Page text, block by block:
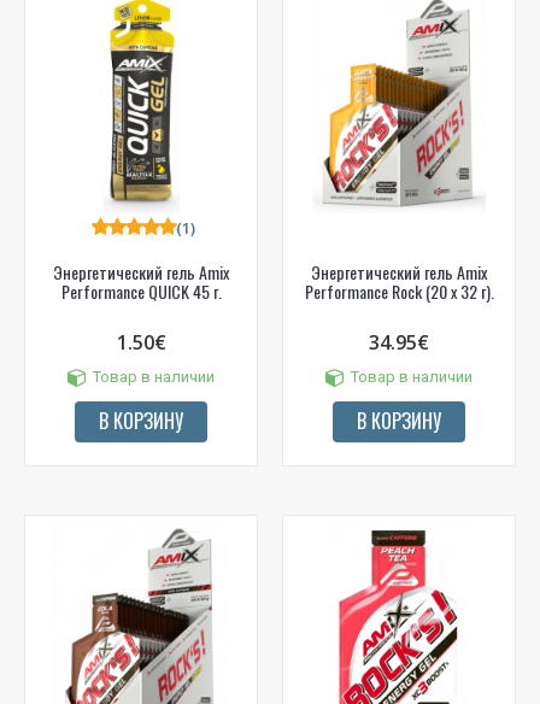
Энергетический гель Amix
Performance QUICK 45 г.
(1)
1.50€
Товар в наличии
В КОРЗИНУ
Энергетический гель Amix
Performance Rock (20 x 32 г).
34.95€
Товар в наличии
В КОРЗИНУ